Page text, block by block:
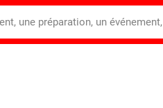
une préparation, un événement,